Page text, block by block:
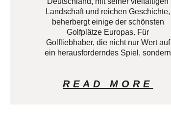
Landschaft und reichen Geschichte,
beherbergt einige der schönsten
Golfplätze Europas. Für
Golfliebhaber, die nicht nur Wert auf
ein herausforderndes Spiel, sondern
READ MORE